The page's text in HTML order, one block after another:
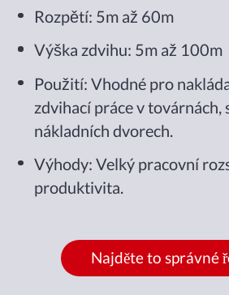
Rozpětí: 5m až 60m
Výška zdvihu: 5m až 100m
Použití: Vhodné pro
zdvihací práce v továrnách,
nákladních dvorech.
Výhody: Velký pracovní
produktivita.
Najděte to správné